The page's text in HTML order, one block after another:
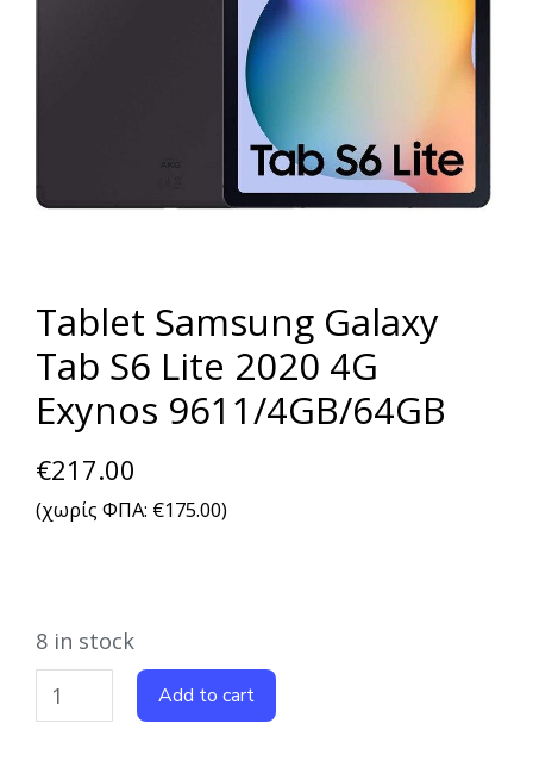
Tablet Samsung Galaxy
Tab S6 Lite 2020 4G
Exynos 9611/4GB/64GB
€217.00
(χωρίς ΦΠΑ: €175.00)
8 in stock
Add to cart